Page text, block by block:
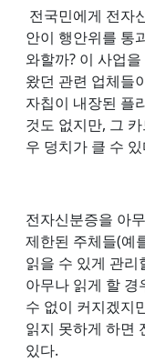
전국민에게 전자
안이 행안위를 통
와할까? 이 사업
왔던 관련 업체들
자칩이 내장된 플
것도 없지만, 그
우 덩치가 클 수
전자신분증을 아
제한된 주체들(예
읽을 수 있게 관
아무나 읽게 할
수 없이 커지겠지
읽지 못하게 하면
있다.